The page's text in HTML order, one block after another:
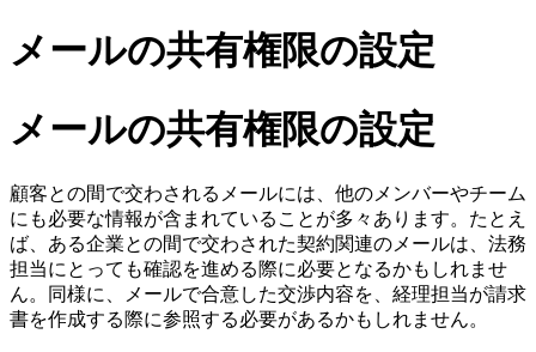
メールの共有権限の設定
メールの共有権限の設定
顧客との間で交わされるメールには、他のメンバーやチーム
にも必要な情報が含まれていることが多々あります。たとえ
ば、ある企業との間で交わされた契約関連のメールは、法務
担当にとっても確認を進める際に必要となるかもしれませ
ん。同様に、メールで合意した交渉内容を、経理担当が請求
書を作成する際に参照する必要があるかもしれません。